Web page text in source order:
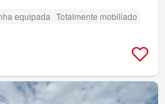
equipada Totalmente mobiliado